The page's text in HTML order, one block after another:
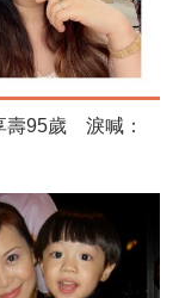
壽95歲 淚喊：